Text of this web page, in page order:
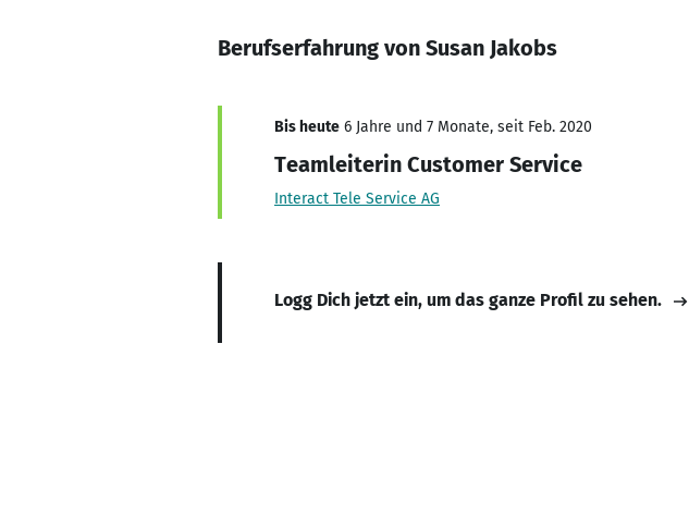
Berufserfahrung von Susan Jakobs
Bis heute 6 Jahre und 7 Monate, seit Feb. 2020
Teamleiterin Customer Service
Interact Tele Service AG
Logg Dich jetzt ein, um das ganze Profil zu sehen.